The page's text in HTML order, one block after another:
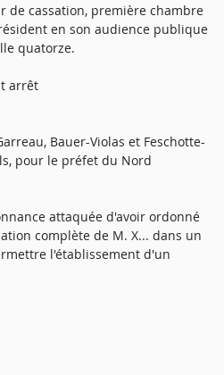
de cassation, première chambre
en son audience publique
quatorze.
arrêt
Bauer-Violas et Feschotte-
pour le préfet du Nord
attaquée d'avoir ordonné
complète de M. X... dans un
l'établissement d'un